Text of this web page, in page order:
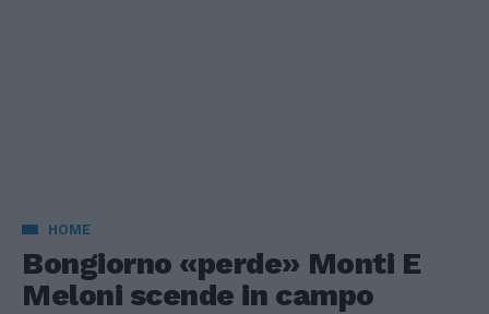
HOME
Bongiorno «perde» Monti E
Meloni scende in campo